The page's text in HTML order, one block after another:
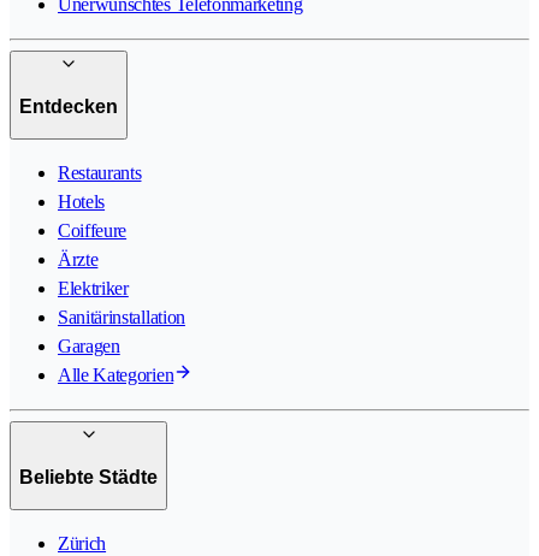
Unerwünschtes Telefonmarketing
Entdecken
Restaurants
Hotels
Coiffeure
Ärzte
Elektriker
Sanitärinstallation
Garagen
Alle Kategorien
Beliebte Städte
Zürich